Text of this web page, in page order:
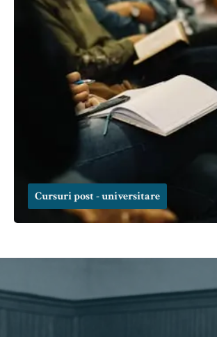
Cursuri post - universitare